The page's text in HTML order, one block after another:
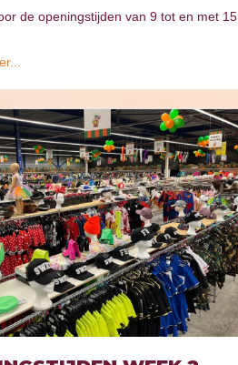
de openingstijden van 9 tot en met 15